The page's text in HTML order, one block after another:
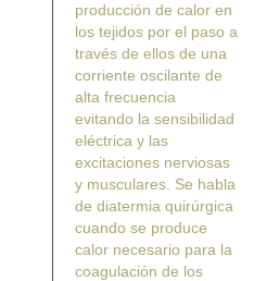
producción de calor en
los tejidos por el paso a
través de ellos de una
corriente oscilante de
alta frecuencia
evitando la sensibilidad
eléctrica y las
excitaciones nerviosas
y musculares. Se habla
de diatermia quirúrgica
cuando se produce
calor necesario para la
coagulación de los